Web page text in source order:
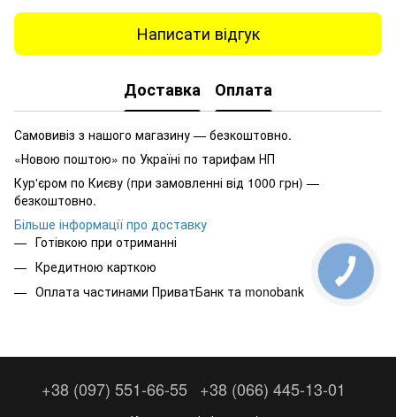
Написати відгук
Доставка Оплата
Самовивіз з нашого магазину — безкоштовно.
«Новою поштою» по Україні по тарифам НП
Кур'єром по Києву (при замовленні від 1000 грн) —
безкоштовно.
Більше інформації про доставку
Готівкою при отриманні
Кредитною карткою
Оплата частинами ПриватБанк та monobank
+38 (097) 551-66-55 +38 (066) 445-13-01